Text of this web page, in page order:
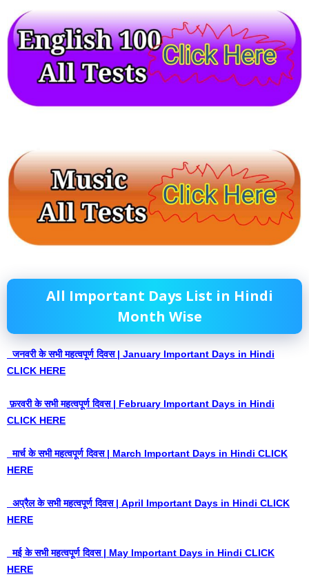
All Important Days List in Hindi
Month Wise
जनवरी के सभी महत्वपूर्ण दिवस | January Important Days in Hindi
CLICK HERE
फ़रवरी के सभी महत्वपूर्ण दिवस | February Important Days in Hindi
CLICK HERE
मार्च के सभी महत्वपूर्ण दिवस | March Important Days in Hindi CLICK
HERE
अप्रैल के सभी महत्वपूर्ण दिवस | April Important Days in Hindi CLICK
HERE
मई के सभी महत्वपूर्ण दिवस | May Important Days in Hindi CLICK
HERE